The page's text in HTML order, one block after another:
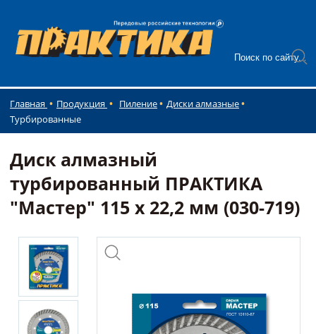
Главная Продукция Пиление
Диски алмазные
Турбированные
Диск алмазный
турбированный ПРАКТИКА
"Мастер" 115 х 22,2 мм (030-719)